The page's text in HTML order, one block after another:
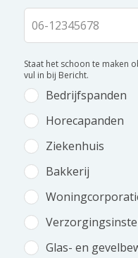
Staat het schoon te maken
vul in bij Bericht.
Bedrijfspanden
Horecapanden
Ziekenhuis
Bakkerij
Glas- en